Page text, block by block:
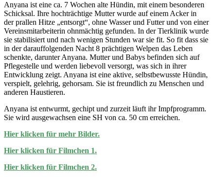
Anyana ist eine ca. 7 Wochen alte Hündin, mit einem besonderen
Schicksal. Ihre hochträchtige Mutter wurde auf einem Acker in
der prallen Hitze „entsorgt“, ohne Wasser und Futter und von einer
Vereinsmitarbeiterin ohnmächtig gefunden. In der Tierklinik wurde
sie stabilisiert und nach wenigen Stunden war sie fit. So fit dass sie
in der darauffolgenden Nacht 8 prächtigen Welpen das Leben
schenkte, darunter Anyana. Mutter und Babys befinden sich auf
Pflegestelle und werden liebevoll versorgt, was sich in ihrer
Entwicklung zeigt. Anyana ist eine aktive, selbstbewusste Hündin,
verspielt, gelehrig, gehorsam. Sie ist freundlich zu Menschen und
anderen Haustieren.
Anyana ist entwurmt, gechipt und zurzeit läuft ihr Impfprogramm.
Sie wird ausgewachsen eine SH von ca. 50 cm erreichen.
Hier klicken für mehr Bilder.
Hier klicken für Filmchen 1.
Hier klicken für Filmchen 2.